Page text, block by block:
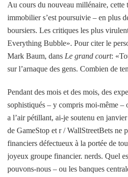
Au cours du nouveau millénaire, cette
immobilier s’est poursuivie – en plus
boursiers. Les critiques les plus
Everything Bubble». Pour citer le
Mark Baum, dans Le grand court:
sur l’arnaque des gens. Combien de
Pendant des mois et des mois, des
sophistiqués – y compris moi-même –
a l’air pétillant, ai-je soutenu en
de GameStop et r / WallStreetBets ne
financiers défectueux à la portée de
joyeux groupe financier. nerds. Quel
pouvons-nous – ou les banques